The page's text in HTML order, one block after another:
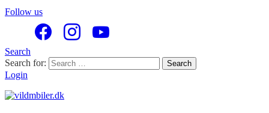
Follow us
Search
Search for:
Search
Login